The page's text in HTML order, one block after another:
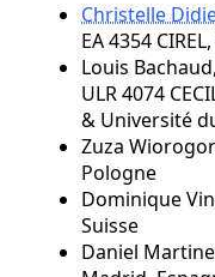
Christelle
EA 4354
Louis
ULR 4074
& Université
Zuza
Pologne
Dominique
Suisse
Daniel